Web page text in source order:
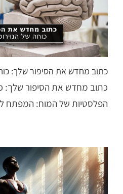
כתוב מחדש את הסיפור שלך:
כתוב מחדש את הסיפור שלך:
הפלסטיות של המוח: המפתח